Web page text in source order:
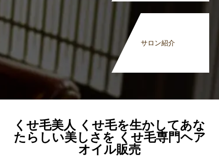
サロン紹介
くせ毛美人 くせ毛を生かしてあな
たらしい美しさを くせ毛専門ヘア
オイル販売